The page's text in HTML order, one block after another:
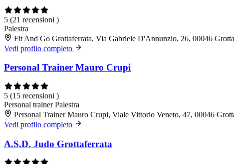
5 (21 recensioni )
Palestra
Fit And Go Grottaferrata, Via Gabriele D'Annunzio, 26, 00046
Vedi profilo completo
Personal Trainer Mauro Crupi
5 (15 recensioni )
Personal trainerPalestra
Personal Trainer Mauro Crupi, Viale Vittorio Veneto, 47, 00046
Vedi profilo completo
A.S.D. Judo Grottaferrata